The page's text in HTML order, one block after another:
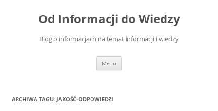
Od Informacji do Wiedzy
Blog o informacjach na temat informacji i wiedzy
Menu
ARCHIWA TAGU: JAKOŚĆ-ODPOWIEDZI